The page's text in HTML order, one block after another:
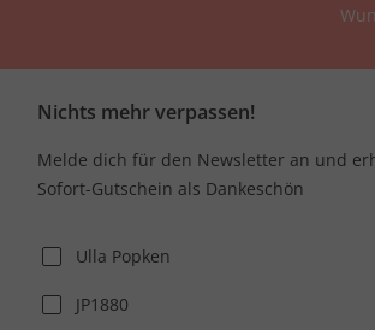
Nichts mehr verpassen!
Melde dich für den Newsletter an und
Sofort-Gutschein als Dankeschön
Ulla Popken
JP1880